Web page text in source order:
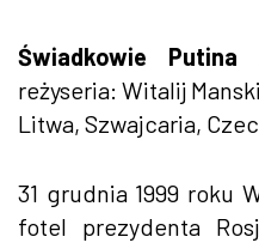
Świadkowie Putina
reżyseria: Witalij
Litwa, Szwajcaria,
31 grudnia 1999 roku
fotel prezydenta